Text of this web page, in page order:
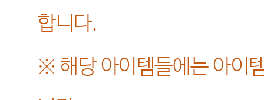
합니다.
※ 해당 아이템들에는 아이